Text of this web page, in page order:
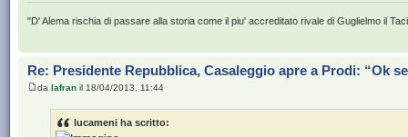
"D' Alema rischia di passare alla storia come il piu' accreditato rivale di Guglielmo il
Re: Presidente Repubblica, Casaleggio apre a Prodi: “Ok
da Iafran il 18/04/2013, 11:44
lucameni ha scritto: